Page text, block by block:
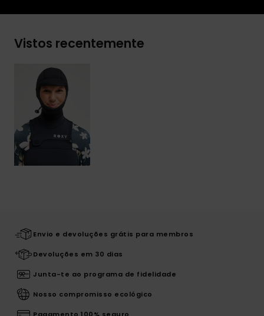
Vistos recentemente
Envio e devoluções grátis para membros
Devoluções em 30 dias
Junta-te ao programa de fidelidade
Nosso compromisso ecológico